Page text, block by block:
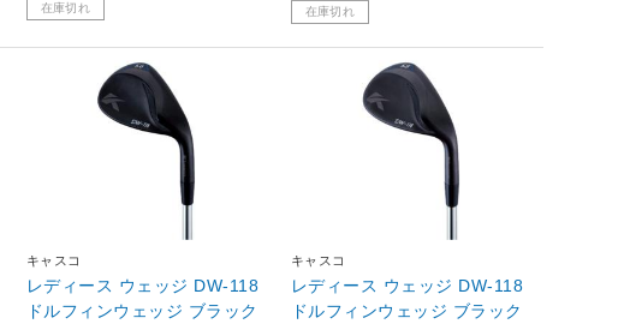
在庫切れ 在庫切れ
キャスコ
レディース ウェッジ DW-118
ドルフィンウェッジ ブラック
キャスコ
レディース ウェッジ DW-118
ドルフィンウェッジ ブラック